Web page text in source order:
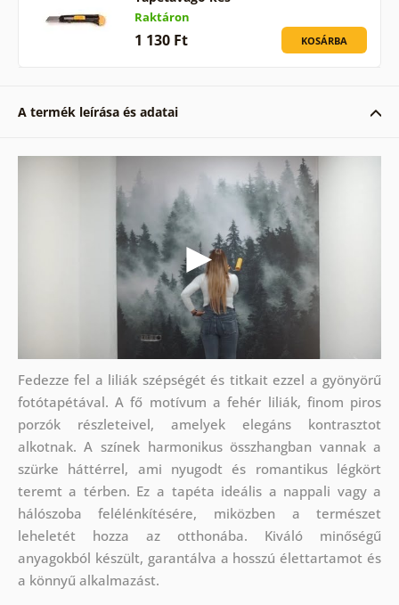
Raktáron
1 130 Ft KOSÁRBA
A termék leírása és adatai
Fedezze fel a liliák szépségét és titkait ezzel a gyönyörű
fotótapétával. A fő motívum a fehér liliák, finom piros
porzók részleteivel, amelyek elegáns kontrasztot
alkotnak. A színek harmonikus összhangban vannak a
szürke háttérrel, ami nyugodt és romantikus légkört
teremt a térben. Ez a tapéta ideális a nappali vagy a
hálószoba felélénkítésére, miközben a természet
leheletét hozza az otthonába. Kiváló minőségű
anyagokból készült, garantálva a hosszú élettartamot és
a könnyű alkalmazást.